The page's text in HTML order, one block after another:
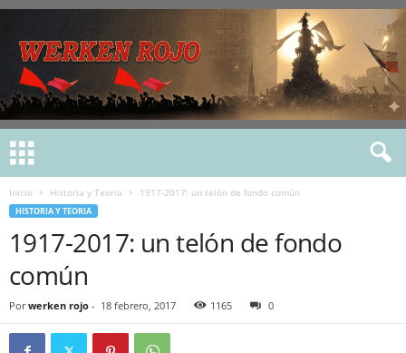
Inicio Historia y Teoria 1917-2017: un telón de fondo común
HISTORIA Y TEORIA
1917-2017: un telón de fondo
común
Por werken rojo - 18 febrero, 2017 1165 0